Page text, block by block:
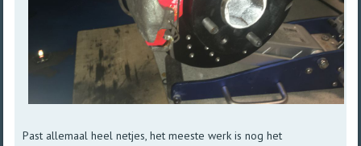
Past allemaal heel netjes, het meeste werk is nog het